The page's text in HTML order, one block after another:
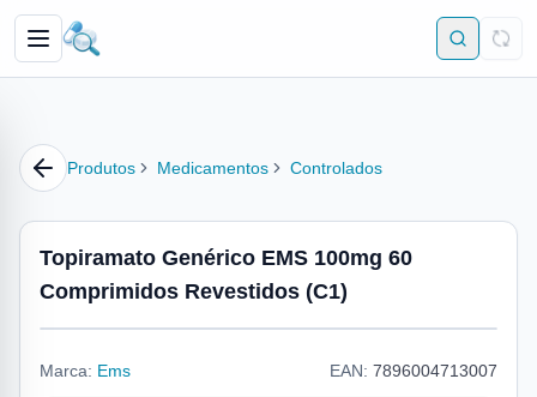
Produtos Medicamentos Controlados
Topiramato Genérico EMS 100mg 60
Comprimidos Revestidos (C1)
Marca: Ems EAN: 7896004713007